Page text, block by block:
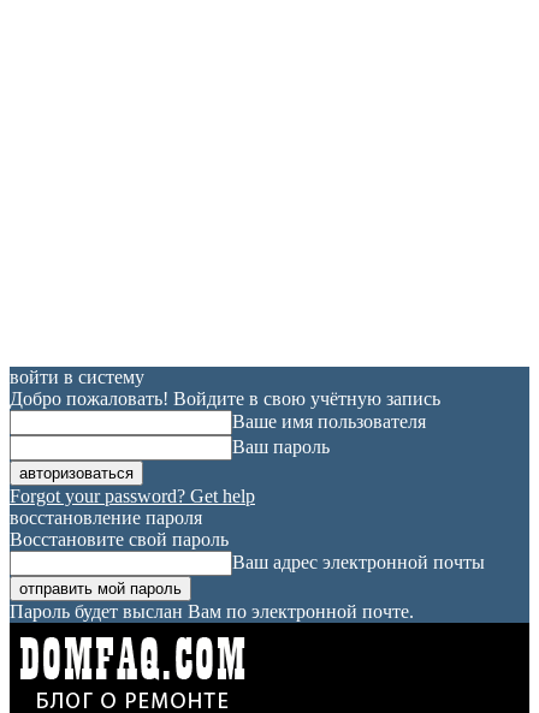
войти в систему
Добро пожаловать! Войдите в свою учётную запись
Ваше имя пользователя
Ваш пароль
Forgot your password? Get help
восстановление пароля
Восстановите свой пароль
Ваш адрес электронной почты
Пароль будет выслан Вам по электронной почте.